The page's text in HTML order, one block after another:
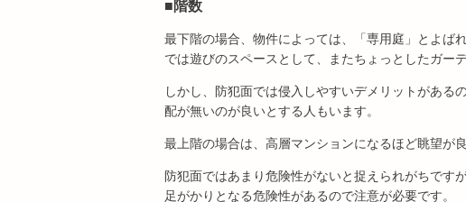
■階数
最下階の場合、物件によっては、「専用庭」とよば
では遊びのスペースとして、またちょっとしたガー
しかし、防犯面では侵入しやすいデメリットがある
配が無いのが良いとする人もいます。
最上階の場合は、高層マンションになるほど眺望が
防犯面ではあまり危険性がないと捉えられがちです
足がかりとなる危険性があるので注意が必要です。